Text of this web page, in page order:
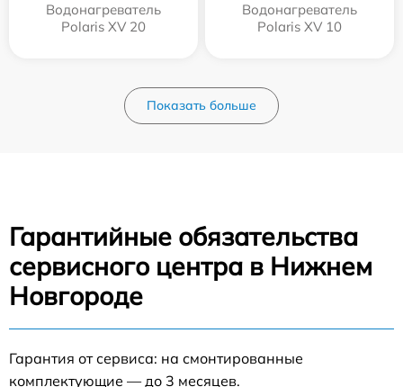
Водонагреватель
Polaris XV 20
Водонагреватель
Polaris XV 10
Показать больше
Гарантийные обязательства
сервисного центра в Нижнем
Новгороде
Гарантия от сервиса: на смонтированные
комплектующие — до 3 месяцев.